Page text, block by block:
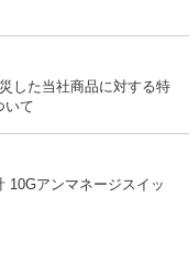
した当社商品に対する特
いて
10Gアンマネージスイッ